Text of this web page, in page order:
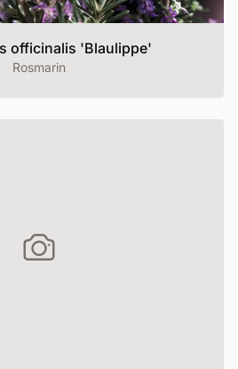
officinalis 'Blaulippe'
Rosmarin